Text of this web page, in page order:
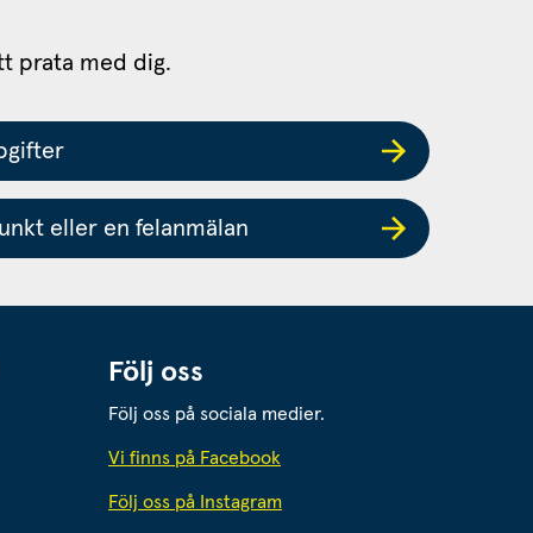
prata med dig.
eller en felanmälan
Följ oss
Följ oss på sociala medier.
Vi finns på Facebook
Följ oss på Instagram